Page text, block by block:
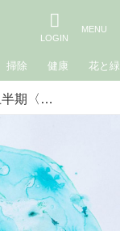
掃除 健康 花と緑
［水瓶座］2026年上半期〈4月・5月・6月の運勢〉春の星占い｜suuuiの星の道しるべ